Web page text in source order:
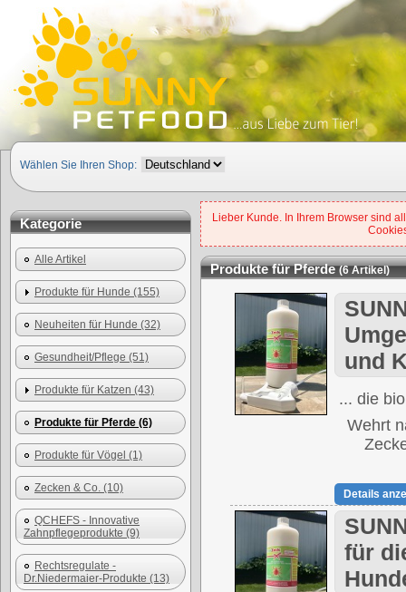
Wählen Sie Ihren Shop:
Kategorie
Alle Artikel
Produkte für Hunde (155)
Neuheiten für Hunde (32)
Gesundheit/Pflege (51)
Produkte für Katzen (43)
Produkte für Pferde (6)
Produkte für Vögel (1)
Zecken & Co. (10)
QCHEFS - Innovative
Zahnpflegeprodukte (9)
Rechtsregulate -
Dr.Niedermaier-Produkte (13)
Lieber Kunde. In Ihrem Browser sind
Produkte für Pferde(6 Artikel)
und
... die
Wehrt
Details
für